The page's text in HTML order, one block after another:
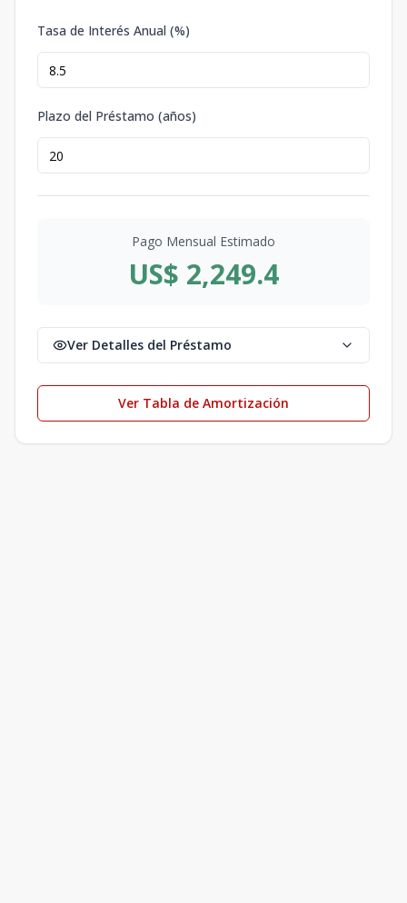
Tasa de Interés Anual (%)
Plazo del Préstamo (años)
Pago Mensual Estimado
US$ 2,249.4
Ver Detalles del Préstamo
Ver Tabla de Amortización